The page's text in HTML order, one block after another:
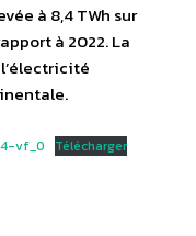
à 8,4 TWh sur
à 2022. La
vf_0 Télécharger